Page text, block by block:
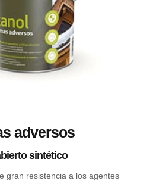
adversos
sintético
gran resistencia a los agentes